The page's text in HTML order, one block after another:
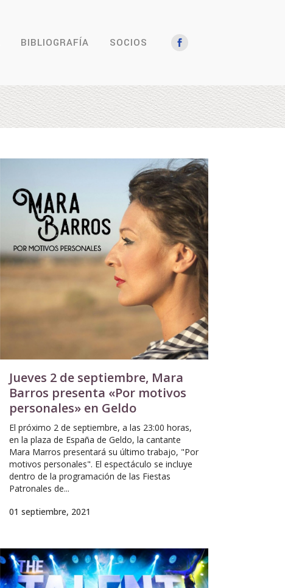
BIBLIOGRAFÍA SOCIOS
Jueves 2 de septiembre, Mara
Barros presenta «Por motivos
personales» en Geldo
El próximo 2 de septiembre, a las 23:00 horas,
en la plaza de España de Geldo, la cantante
Mara Marros presentará su último trabajo, "Por
motivos personales". El espectáculo se incluye
dentro de la programación de las Fiestas
Patronales de...
01 septiembre, 2021